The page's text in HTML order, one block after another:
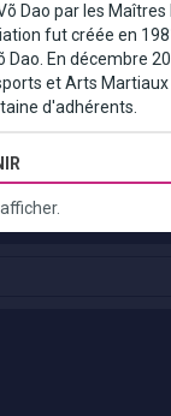
Dao par les Maîtres
fut créée en
Dao. En décembre
et Arts Martiaux
d'adhérents.